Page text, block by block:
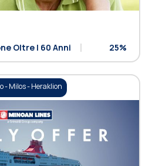
Oltre I 60 Anni 25%
- Milos - Heraklion